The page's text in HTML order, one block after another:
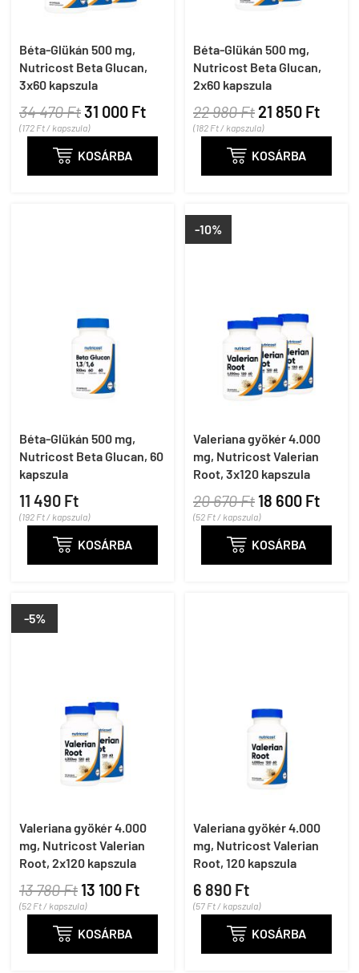
Béta-Glükán 500 mg,
Nutricost Beta Glucan,
3x60 kapszula
34 470 Ft31 000 Ft
(172 Ft / kapszula)
 KOSÁRBA
Béta-Glükán 500 mg,
Nutricost Beta Glucan,
2x60 kapszula
22 980 Ft 21 850 Ft
(182 Ft / kapszula)
 KOSÁRBA
Béta-Glükán 500 mg,
Nutricost Beta Glucan, 60
kapszula
11 490 Ft
(192 Ft / kapszula)
 KOSÁRBA
-10%
Valeriana gyökér 4.000
mg, Nutricost Valerian
Root, 3x120 kapszula
20 670 Ft 18 600 Ft
(52 Ft / kapszula)
 KOSÁRBA
-5%
Valeriana gyökér 4.000
mg, Nutricost Valerian
Root, 2x120 kapszula
13 780 Ft 13 100 Ft
(52 Ft / kapszula)
 KOSÁRBA
Valeriana gyökér 4.000
mg, Nutricost Valerian
Root, 120 kapszula
6 890 Ft
(57 Ft / kapszula)
 KOSÁRBA